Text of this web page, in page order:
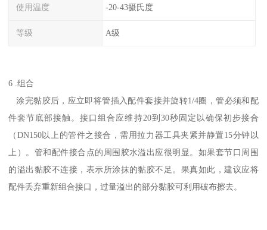
使用温度 -20-43摄氏度
等级 A级
6 .组合
涂完黏胶后，应立即将管插入配件套接并旋转1/4圈，管必须和配
件套节底部接触。接口组合应维持20到30秒固定以确保初步接合
（DN150以上的管件之接合，需用拉力器工具夹紧并静置15分钟以
上）。管和配件接合点的周围胶水溢出应很明显。如果套节口周围
的溢出黏胶不连接，表示所涂抹的黏胶不足。果真如此，建议应将
配件丢弃重新组合接口，过量溢出的部分黏胶可利用破布擦去。